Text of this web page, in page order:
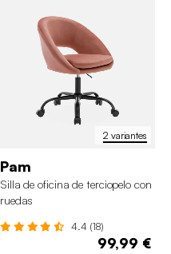
2 variantes
Pam
Silla de oficina de terciopelo con
ruedas
4.4 (18)
99,99 €